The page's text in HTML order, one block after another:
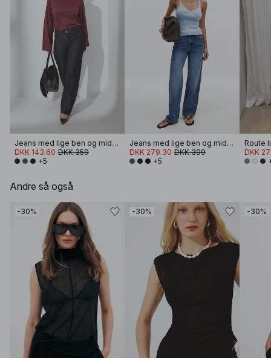
Jeans med lige ben og miditalje
DKK 143.60 DKK 359
+5
Jeans med lige ben og miditalje
DKK 279.30 DKK 399
+5
DKK
Andre så også
-30% -30% -30%